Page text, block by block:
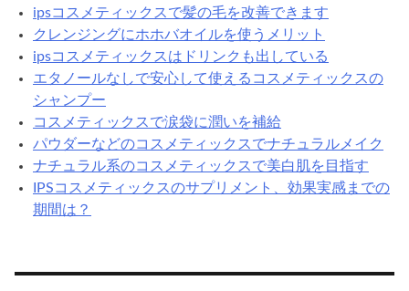
ipsコスメティックスで髪の毛を改善できます
クレンジングにホホバオイルを使うメリット
ipsコスメティックスはドリンクも出している
エタノールなしで安心して使えるコスメティックスの
シャンプー
コスメティックスで涙袋に潤いを補給
パウダーなどのコスメティックスでナチュラルメイク
ナチュラル系のコスメティックスで美白肌を目指す
IPSコスメティックスのサプリメント、効果実感までの
期間は？